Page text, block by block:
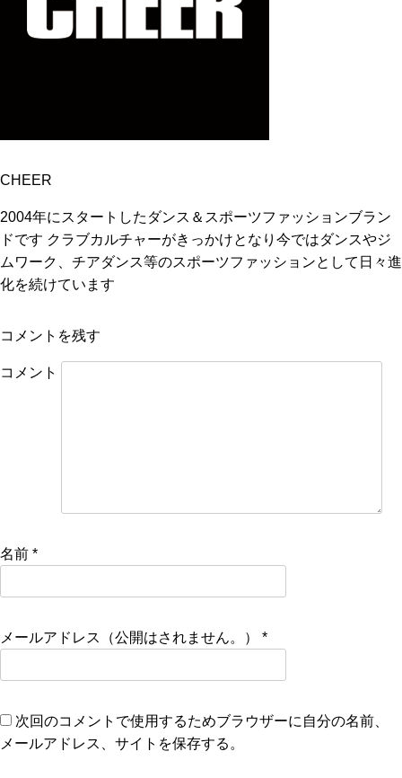
CHEER
2004年にスタートしたダンス＆スポーツファッションブラン
ドです クラブカルチャーがきっかけとなり今ではダンスやジ
ムワーク、チアダンス等のスポーツファッションとして日々進
化を続けています
コメントを残す
コメント
名前 *
メールアドレス（公開はされません。） *
次回のコメントで使用するためブラウザーに自分の名前、
メールアドレス、サイトを保存する。